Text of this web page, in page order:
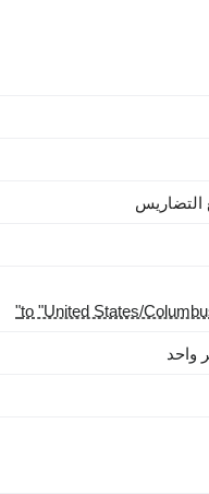
التضاريس
واحد